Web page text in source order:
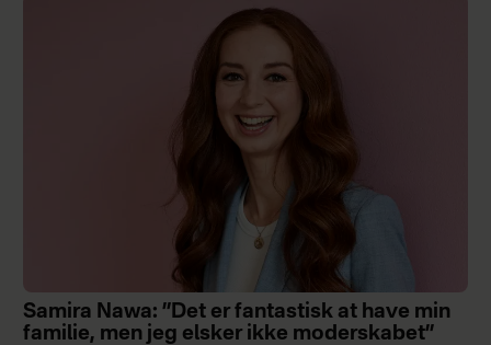
Samira Nawa: ”Det er fantastisk at have min
familie, men jeg elsker ikke moderskabet”